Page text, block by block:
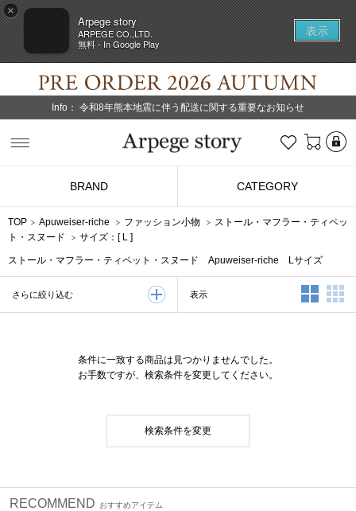
×
Arpege story
ARPEGE CO.,LTD.
無料 - In Google Play
表示
Info： 令和8年熊本地震に伴う配送に関する重要なお知らせ
お気に入り
BRAND CATEGORY
TOP Apuweiser-riche ファッション小物
ストール・マフラー・ティペッ
ト・スヌード
サイズ：[ L ]
ストール・マフラー・ティペット・スヌード Apuweiser-riche Lサイズ
さらに絞り込む 表示 2列表示
条件に一致する商品は見つかりませんでした。
お手数ですが、検索条件を変更してください。
検索条件を変更
RECOMMEND おすすめアイテム